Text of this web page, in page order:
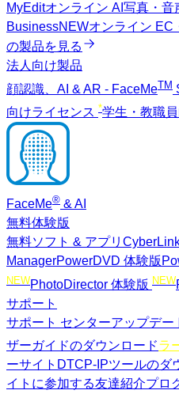
MyEditオンライン AI写真・音
BusinessNEWオンライン EC
の製品を見る
法人向け製品
顔認識、AI & AR - FaceMeTM
向けライセンス *学生・教職
FaceMe® & AI
無料体験版
無料ソフト & アプリ
ManagerPowerDVD 体験版
NEWPhotoDirector 体験版 NEW
サポート
サポート センターアップデー
ザーガイドのダウンロードラ
ーサイト DTCP-IPツールのダ
イトに参加する友達紹介プロ